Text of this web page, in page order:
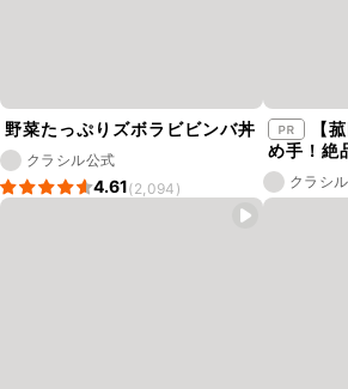
野菜たっぷりズボラビビンバ丼
クラシル公式
4.61(2,094)
め手！絶
クラシ